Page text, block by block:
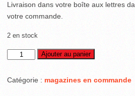
Livraison dans votre boîte aux lettres
votre commande.
2 en stock
quantité
Natation
Ajouter au panier
Catégorie : magazines en commande